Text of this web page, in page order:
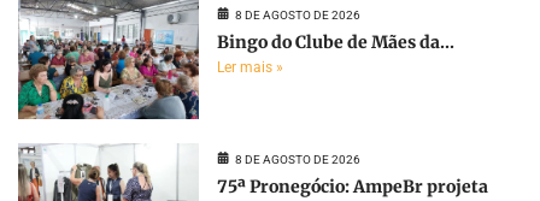
8 DE AGOSTO DE 2026
Bingo do Clube de Mães da...
Ler mais »
8 DE AGOSTO DE 2026
75ª Pronegócio: AmpeBr projeta